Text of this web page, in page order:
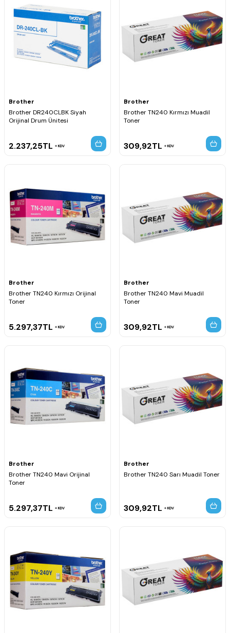
Brother
Brother DR240CLBK Siyah
Orijinal Drum Ünitesi
2.237,25TL KDV
Brother
Brother TN240 Kırmızı Muadil
Toner
309,92TL KDV
Brother
Brother TN240 Kırmızı Orijinal
Toner
5.297,37TL KDV
Brother
Brother TN240 Mavi Muadil
Toner
309,92TL KDV
Brother
Brother TN240 Mavi Orijinal
Toner
5.297,37TL KDV
Brother
Brother TN240 Sarı Muadil Toner
309,92TL KDV